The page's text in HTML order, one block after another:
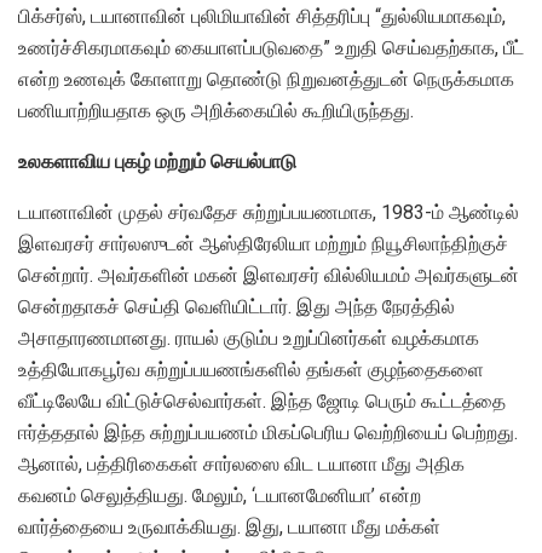
பிக்சர்ஸ், டயானாவின் புலிமியாவின் சித்தரிப்பு “துல்லியமாகவும்,
உணர்ச்சிகரமாகவும் கையாளப்படுவதை” உறுதி செய்வதற்காக, பீட்
என்ற உணவுக் கோளாறு தொண்டு நிறுவனத்துடன் நெருக்கமாக
பணியாற்றியதாக ஒரு அறிக்கையில் கூறியிருந்தது.
உலகளாவிய புகழ் மற்றும் செயல்பாடு
டயானாவின் முதல் சர்வதேச சுற்றுப்பயணமாக, 1983-ம் ஆண்டில்
இளவரசர் சார்லஸுடன் ஆஸ்திரேலியா மற்றும் நியூசிலாந்திற்குச்
சென்றார். அவர்களின் மகன் இளவரசர் வில்லியமம் அவர்களுடன்
சென்றதாகச் செய்தி வெளியிட்டார். இது அந்த நேரத்தில்
அசாதாரணமானது. ராயல் குடும்ப உறுப்பினர்கள் வழக்கமாக
உத்தியோகபூர்வ சுற்றுப்பயணங்களில் தங்கள் குழந்தைகளை
வீட்டிலேயே விட்டுச்செல்வார்கள். இந்த ஜோடி பெரும் கூட்டத்தை
ஈர்த்ததால் இந்த சுற்றுப்பயணம் மிகப்பெரிய வெற்றியைப் பெற்றது.
ஆனால், பத்திரிகைகள் சார்லஸை விட டயானா மீது அதிக
கவனம் செலுத்தியது. மேலும், ‘டயானமேனியா’ என்ற
வார்த்தையை உருவாக்கியது. இது, டயானா மீது மக்கள்